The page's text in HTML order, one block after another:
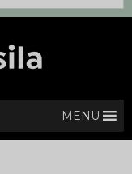
MENU